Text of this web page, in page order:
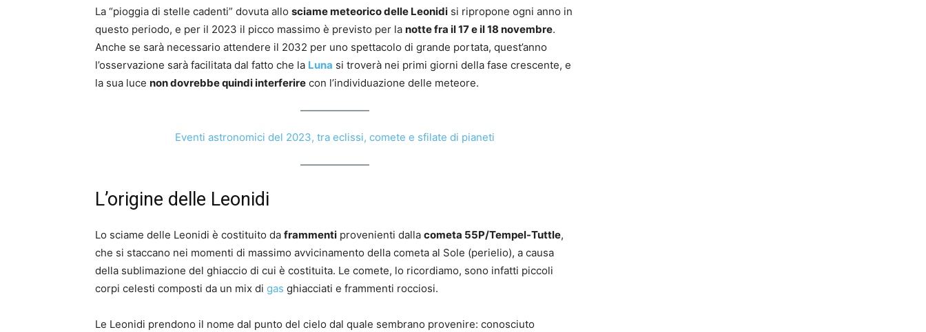
La “pioggia di stelle cadenti” dovuta allo sciame meteorico delle Leonidi si ripropone ogni anno in
questo periodo, e per il 2023 il picco massimo è previsto per la notte fra il 17 e il 18 novembre.
Anche se sarà necessario attendere il 2032 per uno spettacolo di grande portata, quest’anno
l’osservazione sarà facilitata dal fatto che la Luna si troverà nei primi giorni della fase crescente, e
la sua luce non dovrebbe quindi interferire con l’individuazione delle meteore.
Eventi astronomici del 2023, tra eclissi, comete e sfilate di pianeti
L’origine delle Leonidi
Lo sciame delle Leonidi è costituito da frammenti provenienti dalla cometa 55P/Tempel-Tuttle,
che si staccano nei momenti di massimo avvicinamento della cometa al Sole (perielio), a causa
della sublimazione del ghiaccio di cui è costituita. Le comete, lo ricordiamo, sono infatti piccoli
corpi celesti composti da un mix di gas ghiacciati e frammenti rocciosi.
Le Leonidi prendono il nome dal punto del cielo dal quale sembrano provenire: conosciuto